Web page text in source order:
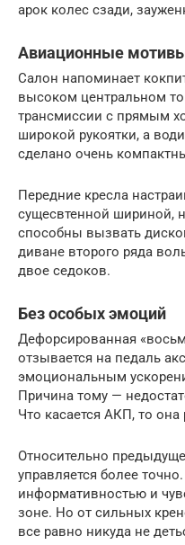
арок колес сзади,
Авиационные
Салон напоминает
высоком центральном
трансмиссии с прямым
широкой рукоятки, а
сделано очень
Передние кресла
сущесвтенной шириной,
способны вызвать
диване второго ряда
двое седоков.
Без особых эмоций
Дефорсированная
отзывается на педаль
эмоциональным
Причина тому —
Что касается АКП, то
Относительно
управляется более
информативностью и
зоне. Но от сильных
все равно никуда не